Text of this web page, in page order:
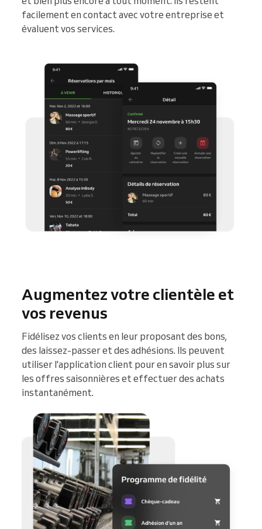
facilement en contact avec votre entreprise et
évaluent vos services.
Augmentez votre clientèle et
vos revenus
Fidélisez vos clients en leur proposant des bons,
des laissez-passer et des adhésions. Ils peuvent
utiliser l'application client pour en savoir plus sur
les offres saisonnières et effectuer des achats
instantanément.